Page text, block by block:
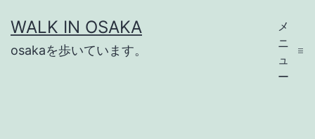
ン
テ
WALK IN OSAKA
osakaを歩いています。
メ
ニ
ュ
ー